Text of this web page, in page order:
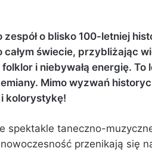
o blisko 100-letniej
całym świecie, przybliżając
i niebywałą energię.
Mimo wyzwań
kolorystykę!
spektakle taneczno-
przenikają się